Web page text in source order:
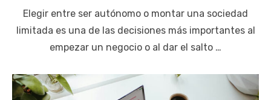
Elegir entre ser autónomo o montar una sociedad
limitada es una de las decisiones más importantes al
empezar un negocio o al dar el salto …